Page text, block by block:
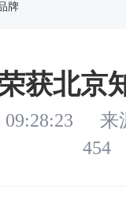
牌
获北京
来
454